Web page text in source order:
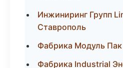
Инжиниринг Групп
Ставрополь
Фабрика Модуль
Фабрика Industrial